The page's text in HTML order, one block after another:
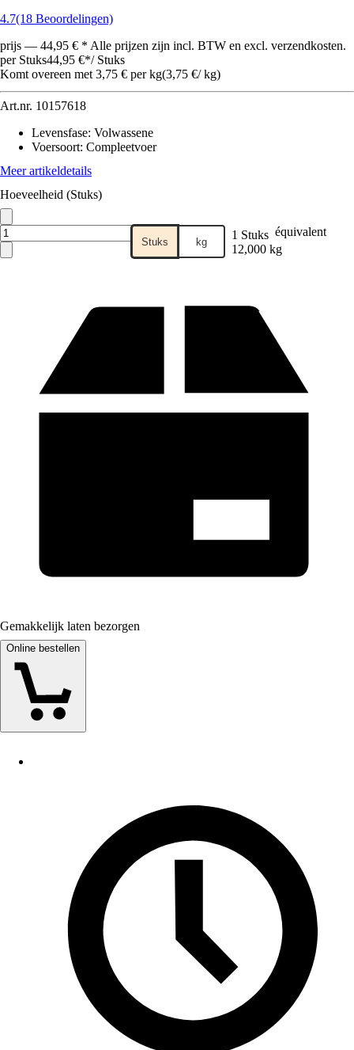
4.7(18 Beoordelingen)
prijs — 44,95 € * Alle prijzen zijn incl. BTW en excl. verzendkosten.
per Stuks44,95 €*/ Stuks
Komt overeen met 3,75 € per kg(3,75 €/ kg)
Art.nr. 10157618
Levensfase: Volwassene
Voersoort: Compleetvoer
Meer artikeldetails
Hoeveelheid (Stuks)
Stuks kg 1 Stuks équivalent
12,000 kg
Gemakkelijk laten bezorgen
Online bestellen